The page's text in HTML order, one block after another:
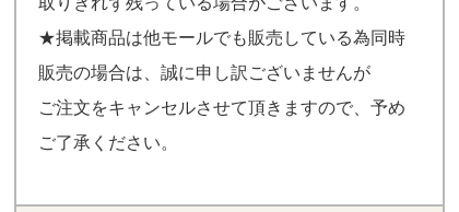
★掲載商品は他モールでも販売している為同時
販売の場合は、誠に申し訳ございませんが
ご注文をキャンセルさせて頂きますので、予め
ご了承ください。